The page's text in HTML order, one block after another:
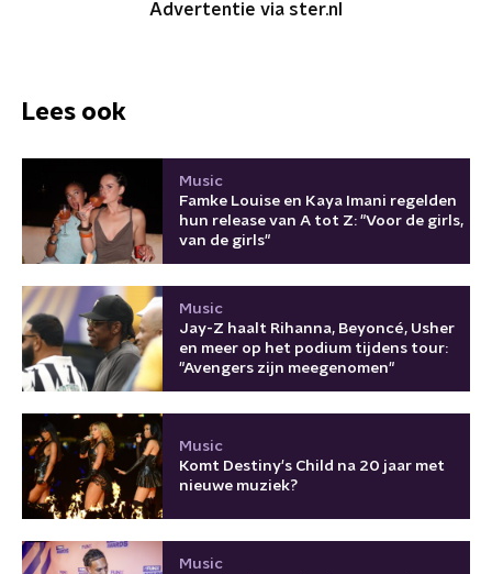
Advertentie via ster.nl
Lees ook
Music
Famke Louise en Kaya Imani regelden
hun release van A tot Z: "Voor de girls,
van de girls"
Music
Jay-Z haalt Rihanna, Beyoncé, Usher
en meer op het podium tijdens tour:
"Avengers zijn meegenomen"
Music
Komt Destiny's Child na 20 jaar met
nieuwe muziek?
Music